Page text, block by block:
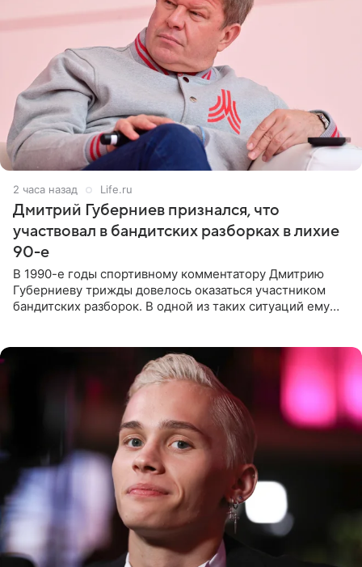
2 часа назад Life.ru
Дмитрий Губерниев признался, что
участвовал в бандитских разборках в лихие
90-е
В 1990-е годы спортивному комментатору Дмитрию
Губерниеву трижды довелось оказаться участником
бандитских разборок. В одной из таких ситуаций ему